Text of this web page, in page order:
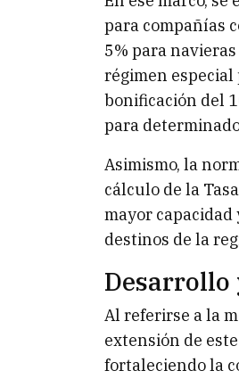
para compañías
5% para
régimen
bonificación del
para
Asimismo, la
cálculo de la
mayor
destinos de la
Al referirse a la
extensión de
fortaleciendo la